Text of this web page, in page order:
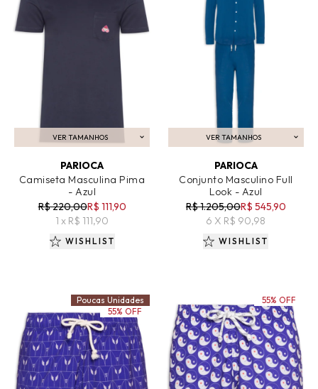
VER TAMANHOS
ADICIONAR AO CARRINHO
PARIOCA
Camiseta Masculina Pima
- Azul
R$ 220,00R$ 111,90
1 x R$ 111,90
WISHLIST
VER TAMANHOS
ADICIONAR AO CARRINHO
PARIOCA
Conjunto Masculino Full
Look - Azul
R$ 1.205,00R$ 545,90
6 X R$ 90,98
WISHLIST
Poucas Unidades
55% OFF
55% OFF